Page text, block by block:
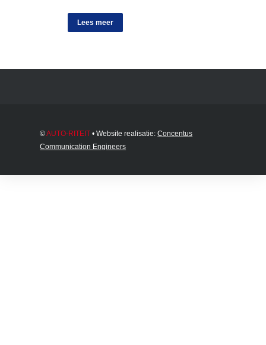
Lees meer
©AUTO-RITEIT • Website realisatie:Concentus
Communication Engineers